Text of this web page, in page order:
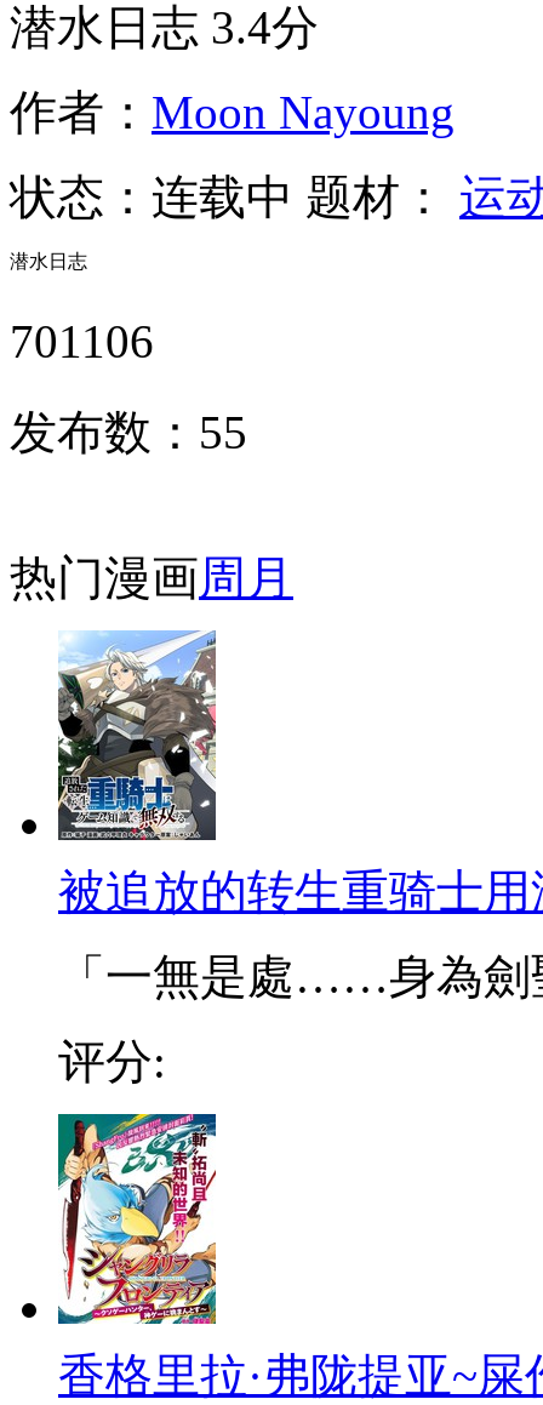
潜水日志 3.4分
作者： Moon Nayoung
状态： 连载中 题材： 运
潜水日志
701106
发布数： 55
热门漫画周 月
被追放的转生重骑士
「一無是處……身為劍
评分:
香格里拉·弗陇提亚~